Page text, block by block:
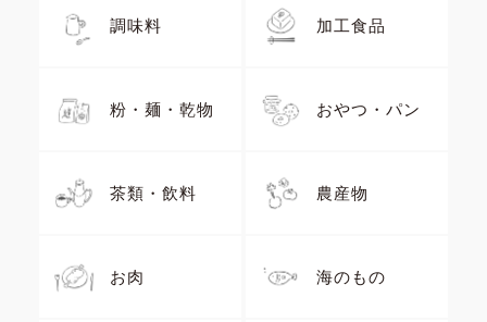
調味料 加工食品
粉・麺・乾物 おやつ・パン
茶類・飲料 農産物
お肉 海のもの